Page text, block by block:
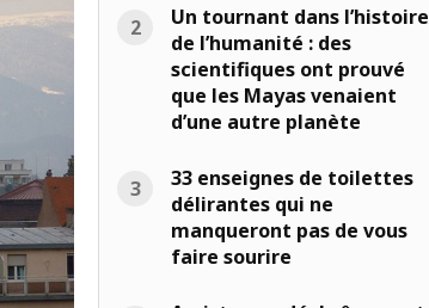
Un tournant dans l’histoire
de l’humanité : des
scientifiques ont prouvé
que les Mayas venaient
d’une autre planète
33 enseignes de toilettes
délirantes qui ne
manqueront pas de vous
faire sourire